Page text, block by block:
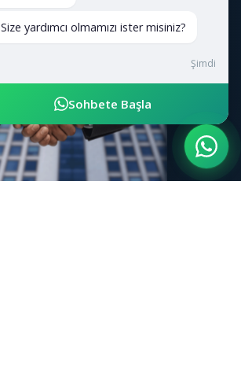
Size yardımcı olmamızı ister misiniz?
Şimdi
Sohbete Başla